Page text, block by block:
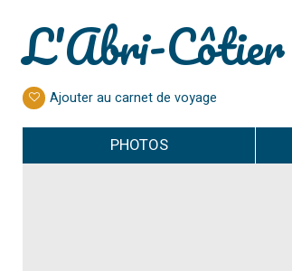
L'Abri-Côtier
Ajouter au carnet de voyage
PHOTOS